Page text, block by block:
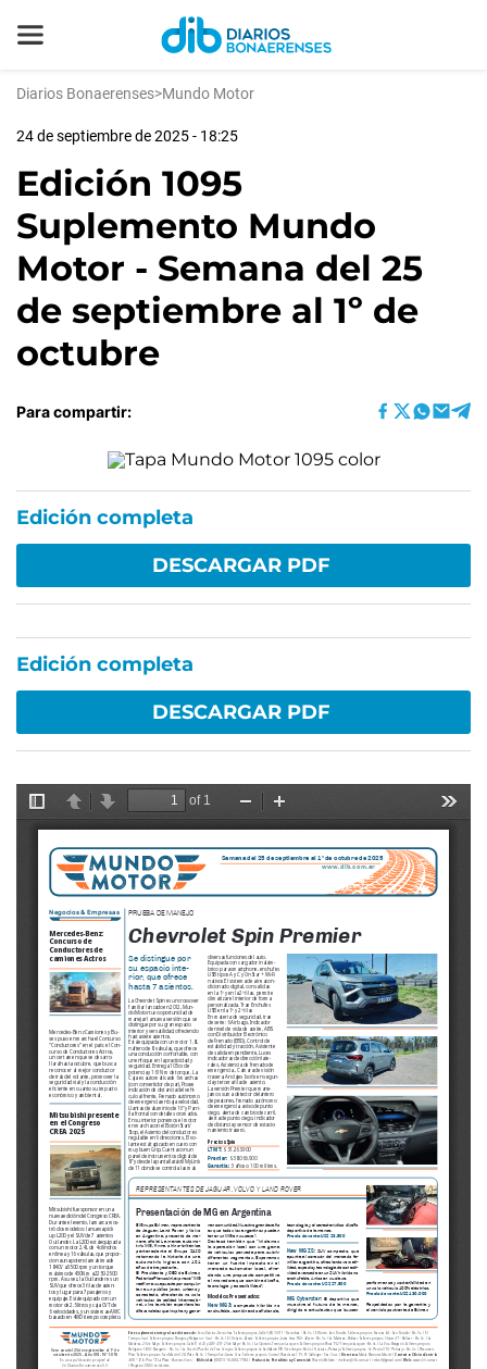
Diarios Bonaerenses>Mundo Motor
24 de septiembre de 2025 - 18:25
Edición 1095
Suplemento Mundo
Motor - Semana del 25
de septiembre al 1º de
octubre
Para compartir:
Edición completa
DESCARGAR PDF
Edición completa
DESCARGAR PDF